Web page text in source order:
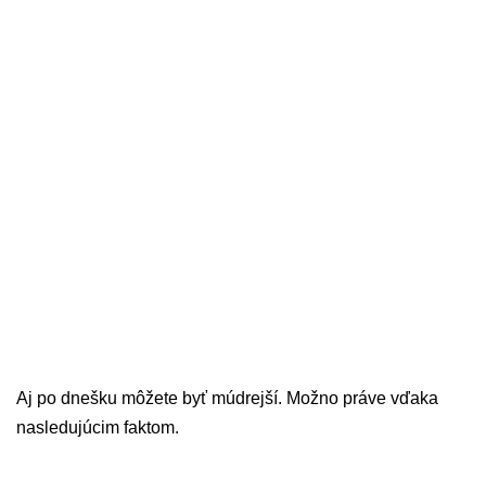
Aj po dnešku môžete byť múdrejší. Možno práve vďaka
nasledujúcim faktom.